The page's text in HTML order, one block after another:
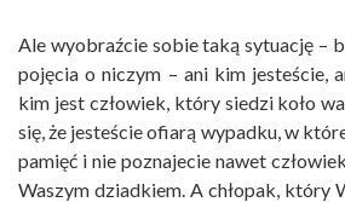
Ale wyobraźcie sobie taką sytuację –
pojęcia o niczym – ani kim jesteście,
kim jest człowiek, który siedzi koło
się, że jesteście ofiarą wypadku, w
pamięć i nie poznajecie nawet
Waszym dziadkiem. A chłopak, który